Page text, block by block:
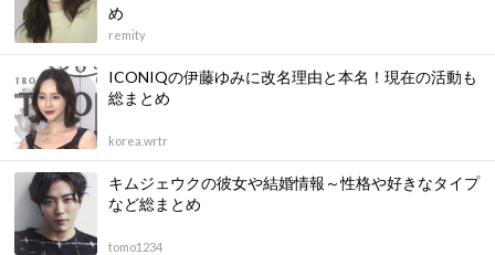
め
remity
ICONIQの伊藤ゆみに改名理由と本名！現在の活動も
総まとめ
korea.wrtr
キムジェウクの彼女や結婚情報～性格や好きなタイプ
など総まとめ
tomo1234